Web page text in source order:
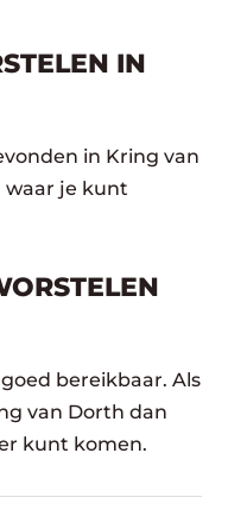
IN
in Kring van
waar je kunt
bereikbaar. Als
van Dorth dan
kunt komen.